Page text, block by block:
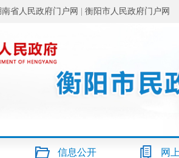
南省人民政府门户网 衡阳市人民政府门户网
信息公开 网